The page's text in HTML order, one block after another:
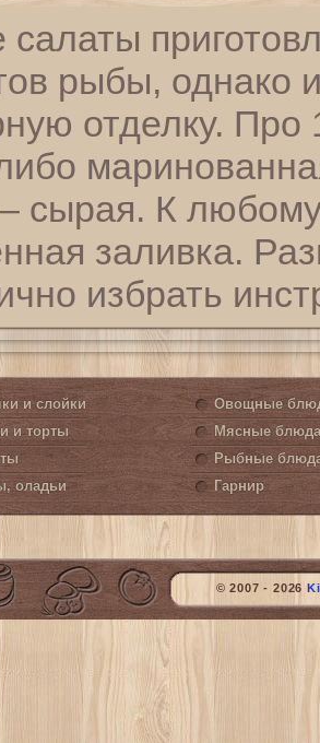
рыбы, однако
отделку. Про
сырая. К
заливка.
избрать
и слойки
и торты
оладьи
Овощные
Мясные блюда
Рыбные
Гарнир
© 2007 - 2026